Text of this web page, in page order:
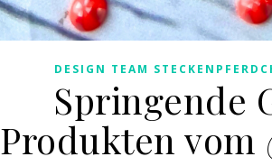
DESIGN TEAM
Springende
Produkten vom